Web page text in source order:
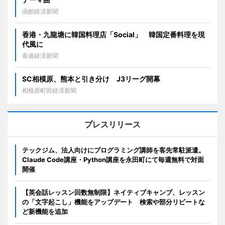
函館経済新聞
香港・九龍塘に韓国料理店「Social」 韓国定番料理を現
代風に
香港経済新聞
SC相模原、熊本と引き分け J3リーグ開幕
相模原町田経済新聞
プレスリリース
テックジム、法人向けにプログラミング講師を客先常駐派遣。
Claude Code講座・Python講座を永田町にて毎週無料で対面
開催
【英会話レッスン回数無制限】ネイティブキャンプ、レッスン
の「文字起こし」機能をアップデート 検索や部分リピートな
ど新機能を追加